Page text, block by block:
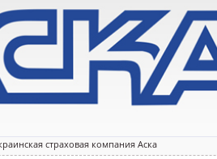
страховая компания Аска